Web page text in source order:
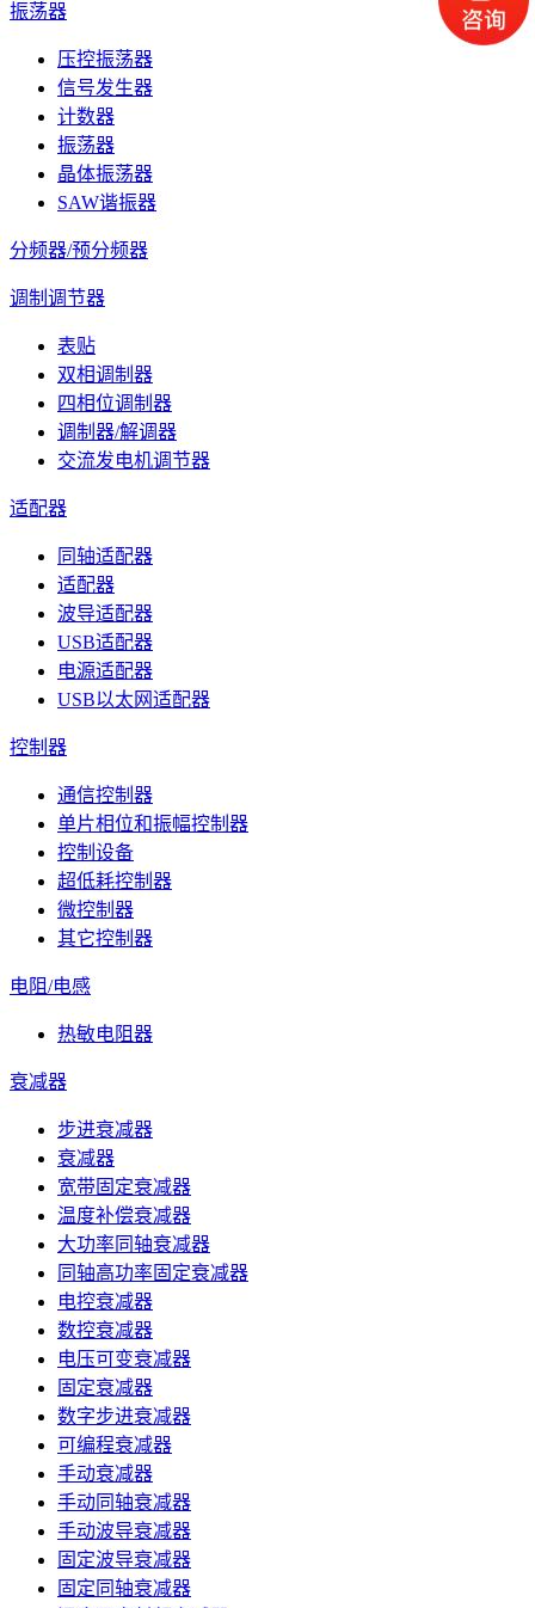
振荡器
压控振荡器
信号发生器
计数器
振荡器
晶体振荡器
SAW谐振器
分频器/预分频器
调制调节器
表贴
双相调制器
四相位调制器
调制器/解调器
交流发电机调节器
适配器
同轴适配器
适配器
波导适配器
USB适配器
电源适配器
USB以太网适配器
控制器
通信控制器
单片相位和振幅控制器
控制设备
超低耗控制器
微控制器
其它控制器
电阻/电感
热敏电阻器
衰减器
步进衰减器
衰减器
宽带固定衰减器
温度补偿衰减器
大功率同轴衰减器
同轴高功率固定衰减器
电控衰减器
数控衰减器
电压可变衰减器
固定衰减器
数字步进衰减器
可编程衰减器
手动衰减器
手动同轴衰减器
手动波导衰减器
固定波导衰减器
固定同轴衰减器